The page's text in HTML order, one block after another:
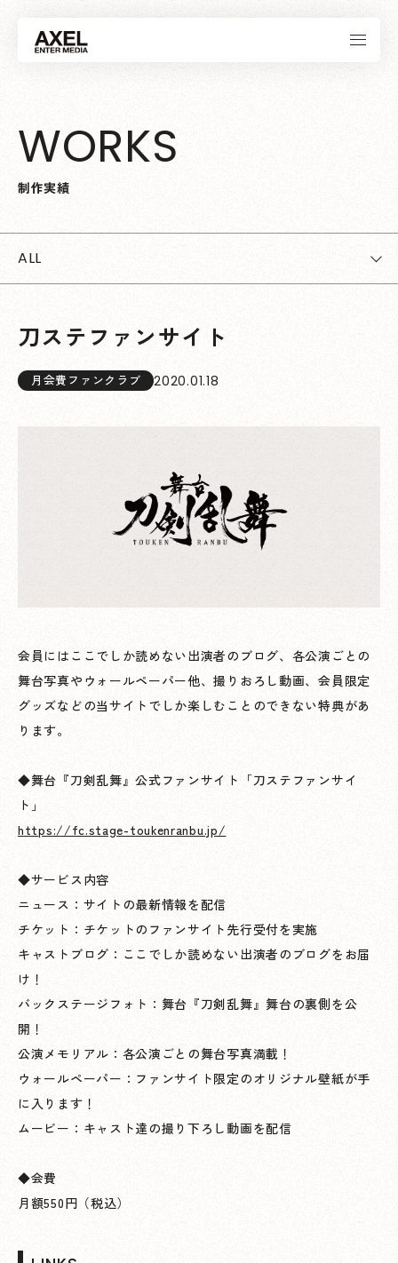
WORKS
制作実績
ALL
刀ステファンサイト
月会費ファンクラブ 2020.01.18
会員にはここでしか読めない出演者のブログ、各公演ごとの
舞台写真やウォールペーパー他、撮りおろし動画、会員限定
グッズなどの当サイトでしか楽しむことのできない特典があ
ります。
◆舞台『刀剣乱舞』公式ファンサイト「刀ステファンサイ
ト」
https://fc.stage-toukenranbu.jp/
◆サービス内容
ニュース：サイトの最新情報を配信
チケット：チケットのファンサイト先行受付を実施
キャストブログ：ここでしか読めない出演者のブログをお届
け！
バックステージフォト：舞台『刀剣乱舞』舞台の裏側を公
開！
公演メモリアル：各公演ごとの舞台写真満載！
ウォールペーパー：ファンサイト限定のオリジナル壁紙が手
に入ります！
ムービー：キャスト達の撮り下ろし動画を配信
◆会費
月額550円（税込）